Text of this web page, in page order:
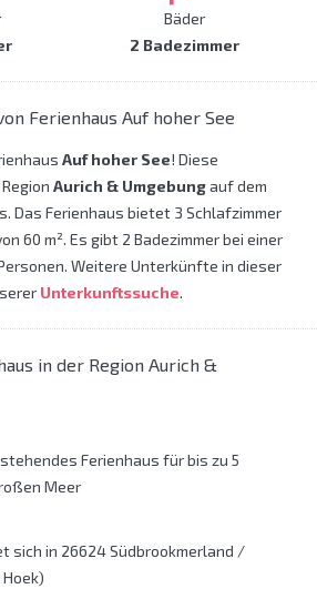
Bäder
2 Badezimmer
Ferienhaus Auf hoher See
Auf hoher See! Diese
Aurich & Umgebungauf dem
Das Ferienhaus bietet 3 Schlafzimmer
60 m². Es gibt 2 Badezimmer bei einer
Weitere Unterkünfte in dieser
Unterkunftssuche.
in der Region Aurich &
Ferienhaus für bis zu 5
Meer
sich in 26624 Südbrookmerland /